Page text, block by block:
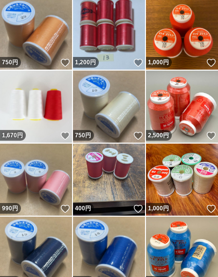
750円 いいね！
1,200円 いいね！
1,000円
1,670 円 いいね！
750円 いいね！
2,500円
990円 いいね！
400円 いいね！
1,000円